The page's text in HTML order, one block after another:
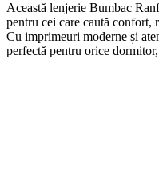
Această lenjerie Bumbac
pentru cei care caută confort,
Cu imprimeuri moderne și
perfectă pentru orice